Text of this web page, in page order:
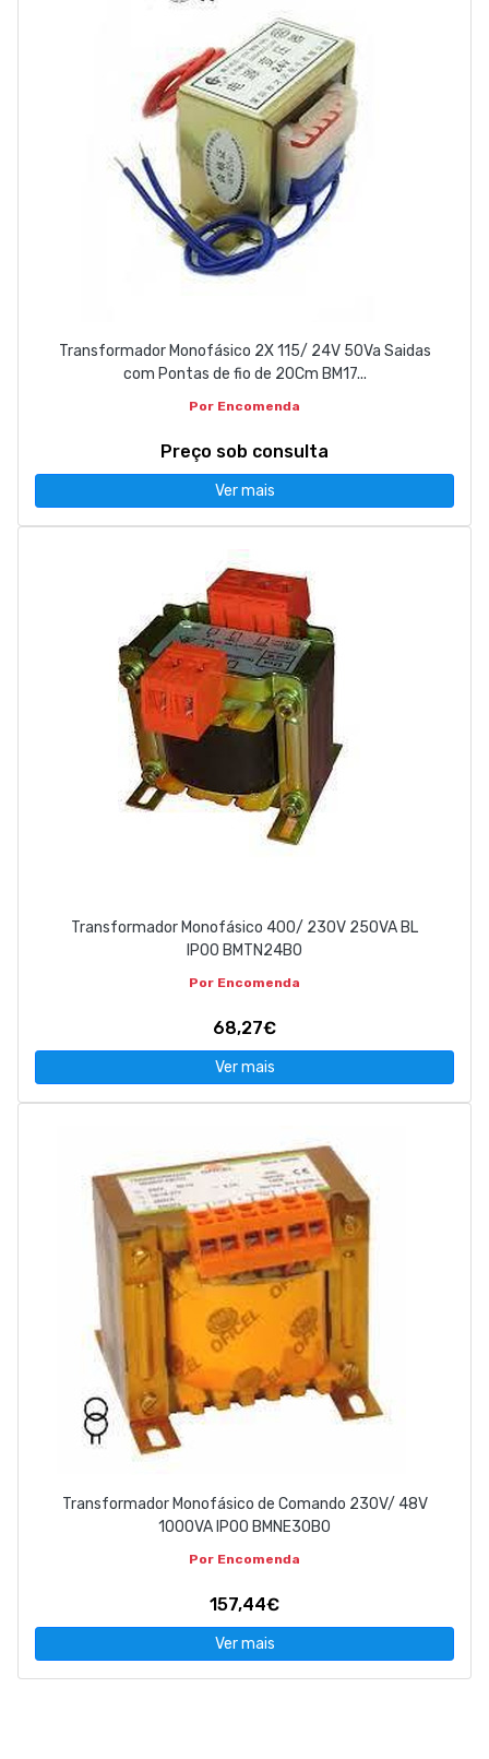
Transformador Monofásico 2X 115/ 24V 50Va Saidas
com Pontas de fio de 20Cm BM17...
Por Encomenda
Preço sob consulta
Ver mais
Transformador Monofásico 400/ 230V 250VA BL
IP00 BMTN24B0
Por Encomenda
68,27€
Ver mais
Transformador Monofásico de Comando 230V/ 48V
1000VA IP00 BMNE30B0
Por Encomenda
157,44€
Ver mais